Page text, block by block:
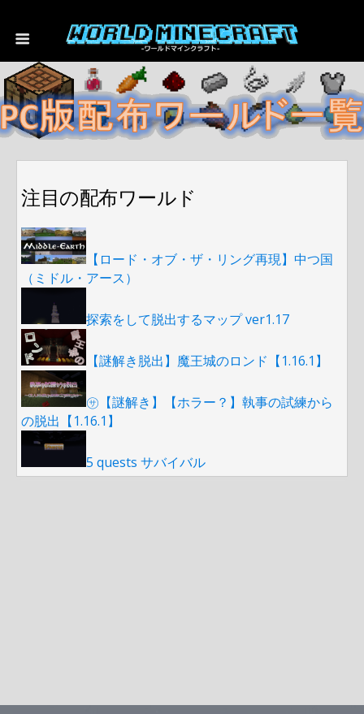
注目の配布ワールド
【ロード・オブ・ザ・リング再現】中つ国
（ミドル・アース）
探索をして脱出するマップ ver1.17
【謎解き脱出】魔王城のロンド【1.16.1】
㋚【謎解き】【ホラー？】執事の試練から
の脱出【1.16.1】
5 quests サバイバル